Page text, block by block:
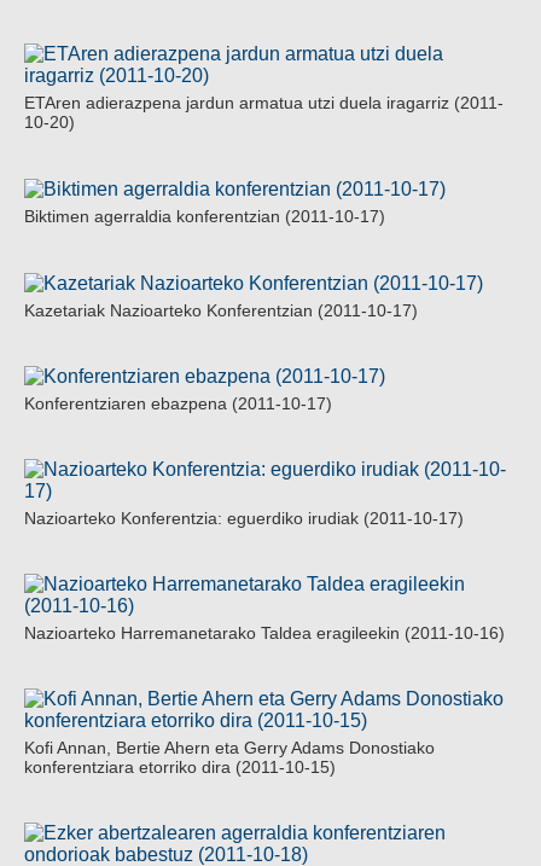
ETAren adierazpena jardun armatua utzi duela iragarriz (2011-
10-20)
Biktimen agerraldia konferentzian (2011-10-17)
Kazetariak Nazioarteko Konferentzian (2011-10-17)
Konferentziaren ebazpena (2011-10-17)
Nazioarteko Konferentzia: eguerdiko irudiak (2011-10-17)
Nazioarteko Harremanetarako Taldea eragileekin (2011-10-16)
Kofi Annan, Bertie Ahern eta Gerry Adams Donostiako
konferentziara etorriko dira (2011-10-15)